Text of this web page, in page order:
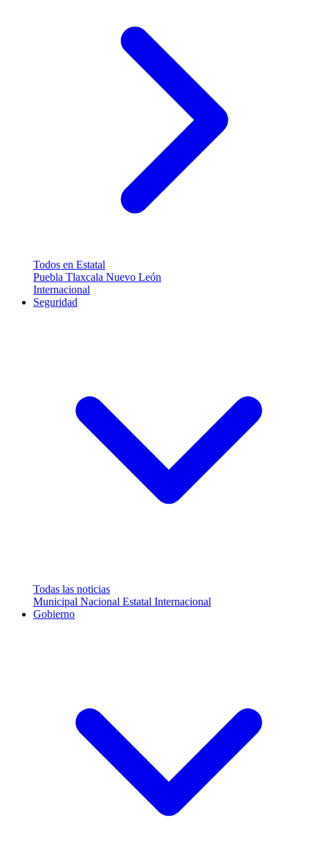
Todos en Estatal
Puebla Tlaxcala Nuevo León
Internacional
Seguridad
Todas las noticias
Municipal Nacional Estatal Internacional
Gobierno